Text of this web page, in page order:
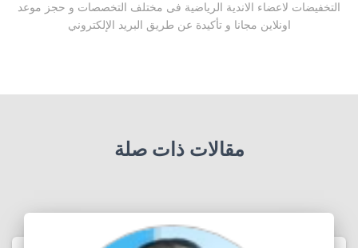
التخفيضات لاعضاء الاندية الرياضية فى مختلف التخصصات و حجز موعد
اونلاين مجانا و تأكيدة عن طريق البريد الإلكتروني
مقالات ذات صلة